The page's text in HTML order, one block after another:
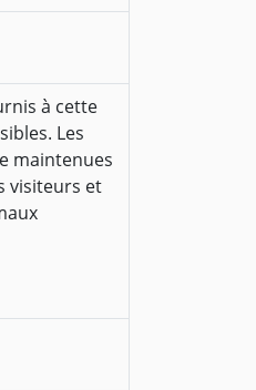
à cette
Les
maintenues
visiteurs et